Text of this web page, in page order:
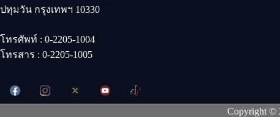
ปทุมวัน กรุงเทพฯ 10330
โทรศัพท์ : 0-2205-1004
โทรสาร : 0-2205-1005
Copyright